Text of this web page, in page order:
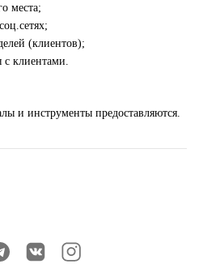
места;
(клиентов);
клиентами.
и инструменты предоставляются.